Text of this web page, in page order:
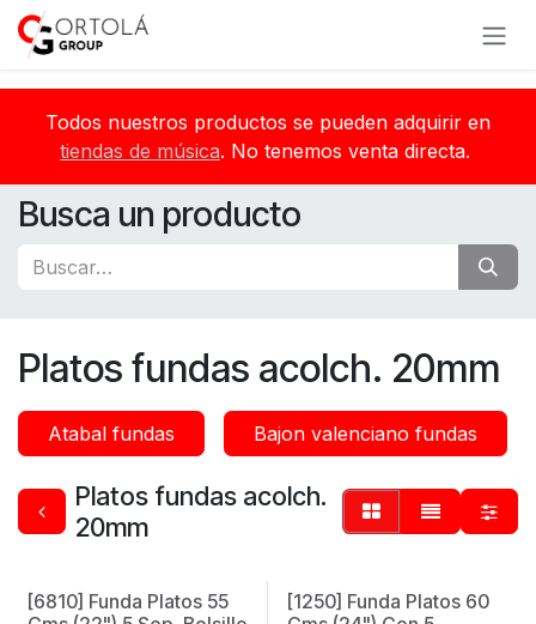
Ir al contenido
Todos nuestros productos se pueden adquirir en
tiendas de música. No tenemos venta directa.
Busca un producto
Platos fundas acolch. 20mm
Atabal fundas Bajon valenciano fundas
Platos fundas acolch.
20mm
[6810] Funda Platos 55
[1250] Funda Platos 60